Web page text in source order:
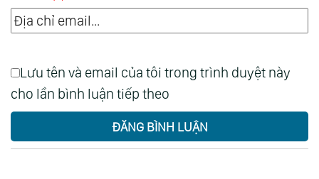
Lưu tên và email của tôi trong trình duyệt này
cho lần bình luận tiếp theo
ĐĂNG BÌNH LUẬN